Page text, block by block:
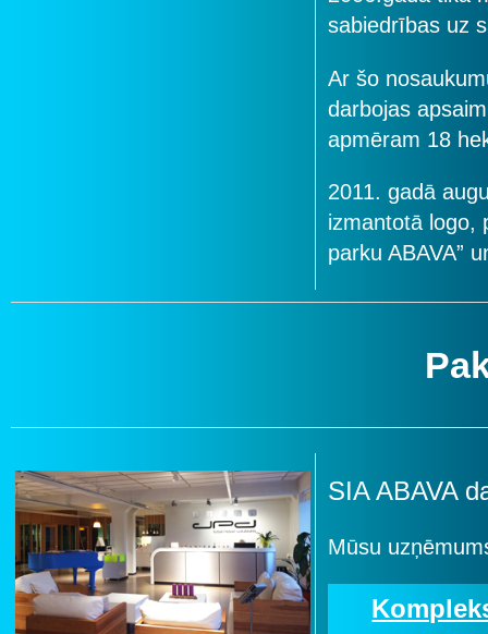
sabiedrības uz
Ar šo
darbojas
apmēram 18
2011. gadā
izmantotā logo,
parku ABAVA”
SIA ABAVA
Mūsu